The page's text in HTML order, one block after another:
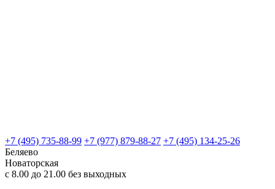
+7 (495) 735-88-99 +7 (977) 879-88-27 +7 (495) 134-25-26
Беляево
Новаторская
с 8.00 до 21.00 без выходных